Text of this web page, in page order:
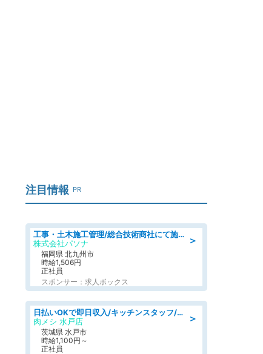
注目情報 PR
＞
工事・土木施工管理/総合技術商社にて施工管理のお仕事/即日勤務可/車通勤可/工事・土木施工管理/生産・品質管理
株式会社パソナ
福岡県 北九州市
時給1,506円
正社員
スポンサー：求人ボックス
＞
日払いOKで即日収入/キッチンスタッフ/「原付免許必須」デリバリー業務など、自己成長可能な幅広い仕事に挑戦!髪型自由&ピアス・ネイルOK/茨城県/水戸市
肉メシ 水戸店
茨城県 水戸市
時給1,100円～
正社員